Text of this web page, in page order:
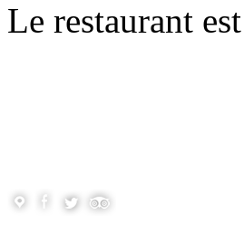
Le restaurant